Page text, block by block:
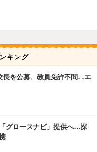
キング
長を公募、教員免許不問…エ
グロースナビ」提供へ…探